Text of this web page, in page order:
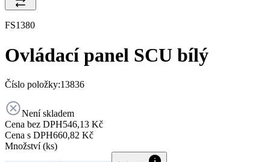
FS1380
Ovládací panel SCU bílý
Číslo položky:13836
Není skladem
Cena bez DPH546,13 Kč
Cena s DPH660,82 Kč
Množství (ks)